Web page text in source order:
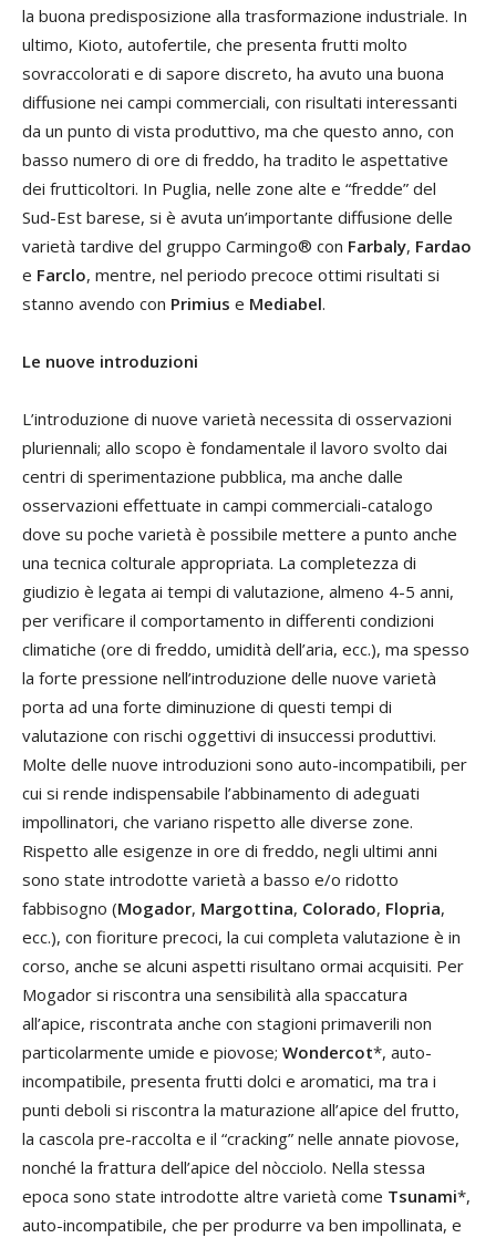
la buona predisposizione alla trasformazione industriale. In
ultimo, Kioto, autofertile, che presenta frutti molto
sovraccolorati e di sapore discreto, ha avuto una buona
diffusione nei campi commerciali, con risultati interessanti
da un punto di vista produttivo, ma che questo anno, con
basso numero di ore di freddo, ha tradito le aspettative
dei frutticoltori. In Puglia, nelle zone alte e “fredde” del
Sud-Est barese, si è avuta un’importante diffusione delle
varietà tardive del gruppo Carmingo® con Farbaly, Fardao
e Farclo, mentre, nel periodo precoce ottimi risultati si
stanno avendo con Primius e Mediabel.
Le nuove introduzioni
L’introduzione di nuove varietà necessita di osservazioni
pluriennali; allo scopo è fondamentale il lavoro svolto dai
centri di sperimentazione pubblica, ma anche dalle
osservazioni effettuate in campi commerciali-catalogo
dove su poche varietà è possibile mettere a punto anche
una tecnica colturale appropriata. La completezza di
giudizio è legata ai tempi di valutazione, almeno 4-5 anni,
per verificare il comportamento in differenti condizioni
climatiche (ore di freddo, umidità dell’aria, ecc.), ma spesso
la forte pressione nell’introduzione delle nuove varietà
porta ad una forte diminuzione di questi tempi di
valutazione con rischi oggettivi di insuccessi produttivi.
Molte delle nuove introduzioni sono auto-incompatibili, per
cui si rende indispensabile l’abbinamento di adeguati
impollinatori, che variano rispetto alle diverse zone.
Rispetto alle esigenze in ore di freddo, negli ultimi anni
sono state introdotte varietà a basso e/o ridotto
fabbisogno (Mogador, Margottina, Colorado, Flopria,
ecc.), con fioriture precoci, la cui completa valutazione è in
corso, anche se alcuni aspetti risultano ormai acquisiti. Per
Mogador si riscontra una sensibilità alla spaccatura
all’apice, riscontrata anche con stagioni primaverili non
particolarmente umide e piovose; Wondercot*, auto-
incompatibile, presenta frutti dolci e aromatici, ma tra i
punti deboli si riscontra la maturazione all’apice del frutto,
la cascola pre-raccolta e il “cracking” nelle annate piovose,
nonché la frattura dell’apice del nòcciolo. Nella stessa
epoca sono state introdotte altre varietà come Tsunami*,
auto-incompatibile, che per produrre va ben impollinata, e